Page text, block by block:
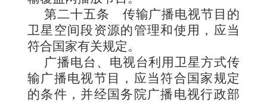
第二十五条 传输广播电视节目的
卫星空间段资源的管理和使用，应当
符合国家有关规定。
广播电台、电视台利用卫星方式传
输广播电视节目，应当符合国家规定
的条件，并经国务院广播电视行政部